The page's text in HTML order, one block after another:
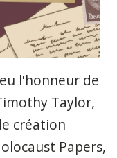
l'honneur de
Taylor,
création
Papers,